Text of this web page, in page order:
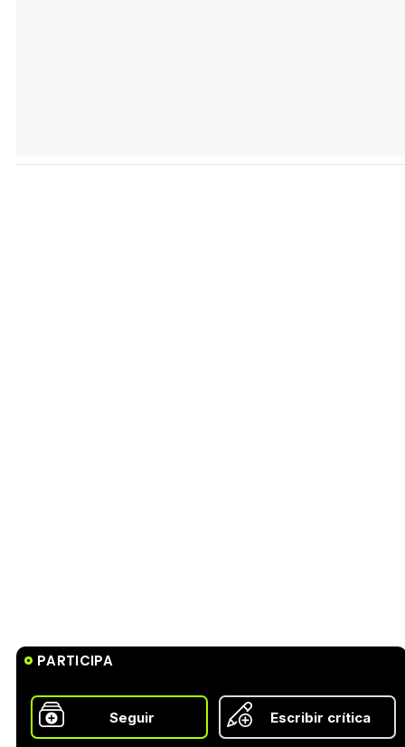
PARTICIPA
Seguir Escribir crítica